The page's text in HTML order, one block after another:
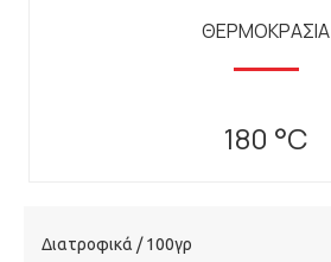
ΘΕΡΜΟΚΡΑΣΙΑ
180 °C
Διατροφικά / 100γρ